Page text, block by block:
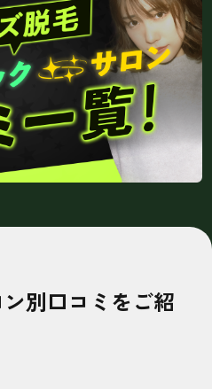
別口コミをご紹